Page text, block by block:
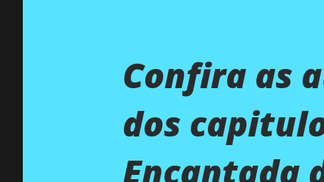
Confira as
dos
Encantada